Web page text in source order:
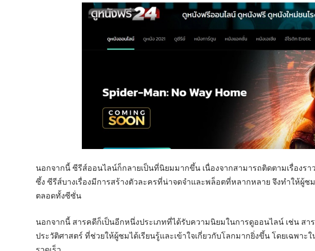
นอกจากนี้ ซีรีส์ออนไลน์ก็กลายเป็นที่นิยมมากขึ้น เนื่องจากสามารถติดตามเรื่องร
ซึ้ง ซีรีส์บางเรื่องมีการสร้างตัวละครที่น่าจดจำและพล็อตที่หลากหลาย จึงทำให้ผู้
ตลอดทั้งซีซั่น
นอกจากนี้ สารคดีก็เป็นอีกหนึ่งประเภทที่ได้รับความนิยมในการดูออนไลน์ เช่น สา
ประวัติศาสตร์ ที่ช่วยให้ผู้ชมได้เรียนรู้และเข้าใจเกี่ยวกับโลกมากยิ่งขึ้น โดยเฉพา